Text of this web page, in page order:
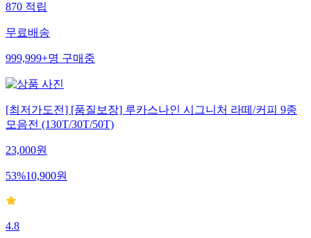
870 적립
무료배송
999,999+명 구매중
[최저가도전] [품질보장] 루카스나인 시그니처 라떼/커피 9종
모음전 (130T/30T/50T)
23,000원
53%10,900원
4.8